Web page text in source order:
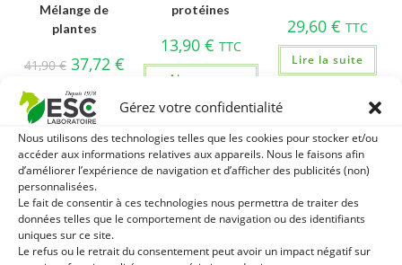
Gérez votre confidentialité
Nous utilisons des technologies telles que les cookies pour stocker et/ou
accéder aux informations relatives aux appareils. Nous le faisons afin
d’améliorer l’expérience de navigation et d’afficher des publicités (non)
personnalisées.
Le fait de consentir à ces technologies nous permettra de traiter des
données telles que le comportement de navigation ou des identifiants
uniques sur ce site.
Le refus ou le retrait du consentement peut avoir un impact négatif sur
Mélange de
plantes
41,90€ 37,72 €
Ajouter au
protéines
13,90 € TTC
Ajouter au
29,60€ TTC
Lire la suite